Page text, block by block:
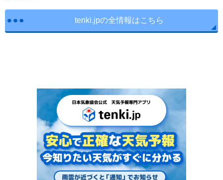
tenki.jpの全情報はこちら